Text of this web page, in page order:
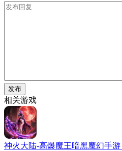
发布
相关游戏
神火大陆-高爆魔王暗黑魔幻手游